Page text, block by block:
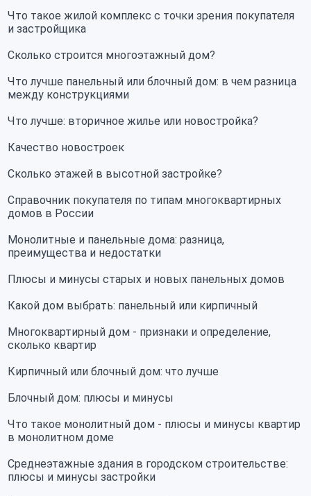
Что такое жилой комплекс с точки зрения покупателя
и застройщика
Сколько строится многоэтажный дом?
Что лучше панельный или блочный дом: в чем разница
между конструкциями
Что лучше: вторичное жилье или новостройка?
Качество новостроек
Сколько этажей в высотной застройке?
Справочник покупателя по типам многоквартирных
домов в России
Монолитные и панельные дома: разница,
преимущества и недостатки
Плюсы и минусы старых и новых панельных домов
Какой дом выбрать: панельный или кирпичный
Многоквартирный дом - признаки и определение,
сколько квартир
Кирпичный или блочный дом: что лучше
Блочный дом: плюсы и минусы
Что такое монолитный дом - плюсы и минусы квартир
в монолитном доме
Среднеэтажные здания в городском строительстве:
плюсы и минусы застройки